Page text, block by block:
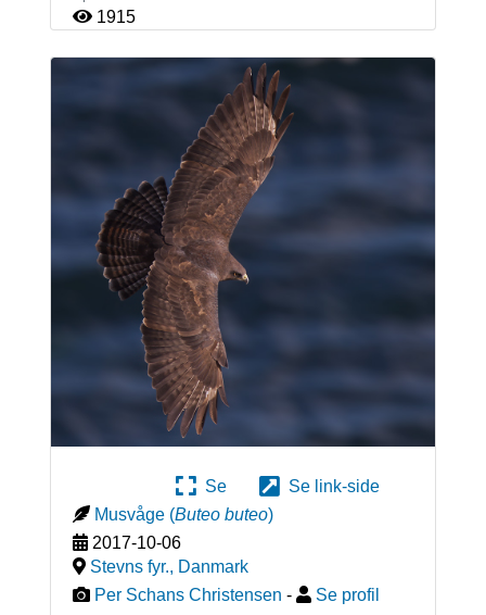
1915
Se
Se link-side
Musvåge (Buteo buteo)
2017-10-06
Stevns fyr., Danmark
Per Schans Christensen - Se profil